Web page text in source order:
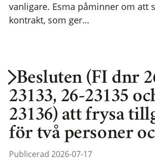
vanligare. Esma påminner om att
kontrakt, som ger…
Besluten (FI dnr
23133, 26-23135
23136) att frysa
för två personer
Publicerad 2026-07-17